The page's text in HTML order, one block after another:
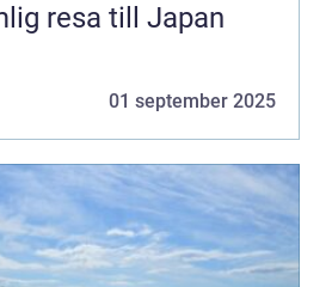
resa till Japan
01 september 2025